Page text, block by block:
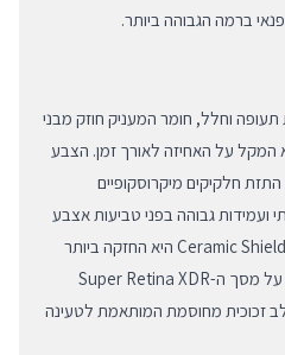
ברמה הגבוהה ביותר.
וחלל, חומר המעניק חוזק מבני
המקל על האחיזה לאורך זמן. הצבע
חלקיקים מיקרוסקופיים
ועמידות גבוהה בפני טביעות אצבע
ושריטות. הזכוכית הקדמית מסוג Ceramic Shield היא החזקה ביותר
בתעשייה, ומבטיחה הגנה מרבית על מסך ה-Super Retina XDR
זכוכית מחוסמת המותאמת לטעינה